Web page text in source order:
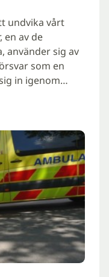
undvika vårt
en av de
använder sig av
som en
in igenom…